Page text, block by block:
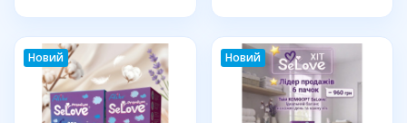
Новий Новий